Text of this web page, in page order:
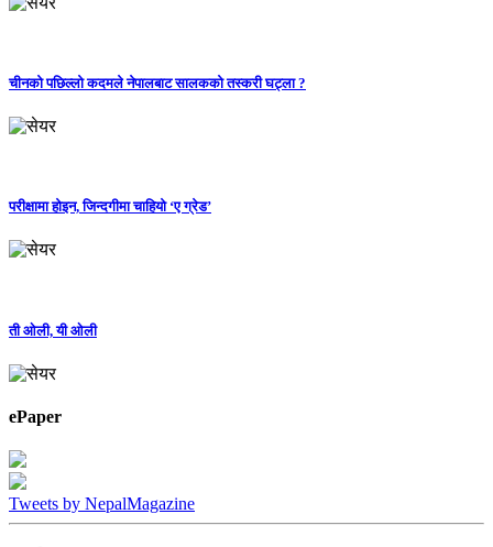
चीनको पछिल्लो कदमले नेपालबाट सालकको तस्करी घट्ला ?
परीक्षामा होइन, जिन्दगीमा चाहियो ‘ए ग्रेड’
ती ओली, यी ओली
ePaper
Tweets by NepalMagazine